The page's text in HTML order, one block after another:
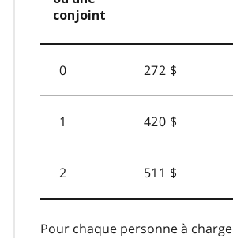
conjoint
0 272 $
1 420 $
2 511 $
Pour chaque personne à charge